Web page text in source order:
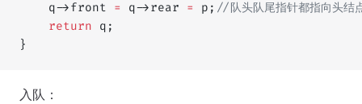
    q->front
= q->rear = p; //队头队尾指针都指向头结
    return
q;
}
入队：